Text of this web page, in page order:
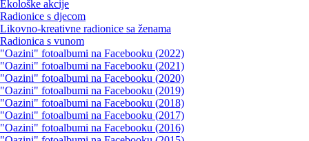
Ekološke akcije
Radionice s djecom
Likovno-kreativne radionice sa ženama
Radionica s vunom
"Oazini" fotoalbumi na Facebooku (2022)
"Oazini" fotoalbumi na Facebooku (2021)
"Oazini" fotoalbumi na Facebooku (2020)
"Oazini" fotoalbumi na Facebooku (2019)
"Oazini" fotoalbumi na Facebooku (2018)
"Oazini" fotoalbumi na Facebooku (2017)
"Oazini" fotoalbumi na Facebooku (2016)